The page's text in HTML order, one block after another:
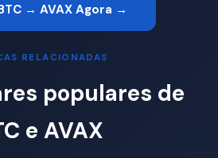
→ AVAX Agora →
RELACIONADAS
populares de
e AVAX